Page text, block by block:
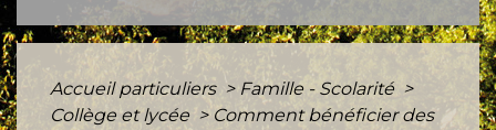
Accueil particuliers > Famille - Scolarité >
Collège et lycée > Comment bénéficier des